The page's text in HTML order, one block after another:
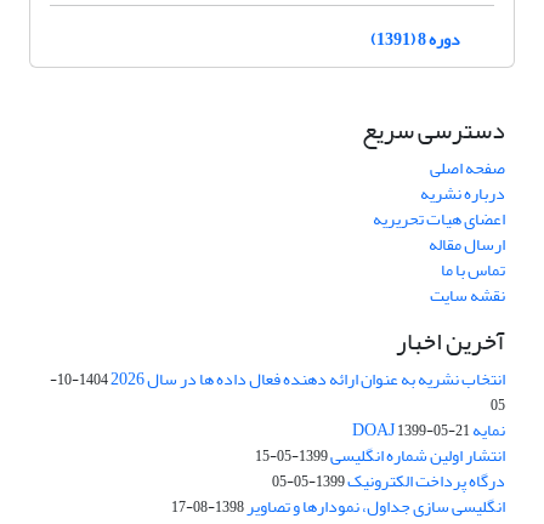
دوره 8 (1391)
دسترسی سریع
صفحه اصلی
درباره نشریه
اعضای هیات تحریریه
ارسال مقاله
تماس با ما
نقشه سایت
آخرین اخبار
انتخاب نشریه به عنوان ارائه دهنده فعال داده ها در سال 2026
1404-10-
05
نمایه DOAJ1399-05-21
انتشار اولین شماره انگلیسی1399-05-15
درگاه پرداخت الکترونیک1399-05-05
انگلیسی سازی جداول، نمودارها و تصاویر1398-08-17